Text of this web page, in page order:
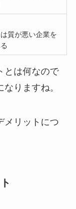
質が悪い企業を
とは何なので
りますね。
メリットにつ